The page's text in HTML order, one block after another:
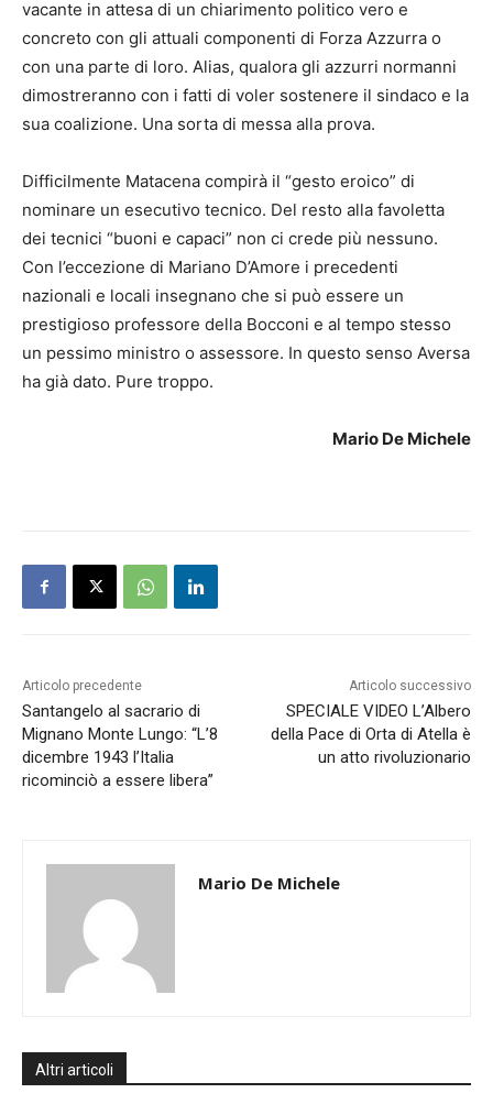
vacante in attesa di un chiarimento politico vero e
concreto con gli attuali componenti di Forza Azzurra o
con una parte di loro. Alias, qualora gli azzurri normanni
dimostreranno con i fatti di voler sostenere il sindaco e la
sua coalizione. Una sorta di messa alla prova.
Difficilmente Matacena compirà il “gesto eroico” di
nominare un esecutivo tecnico. Del resto alla favoletta
dei tecnici “buoni e capaci” non ci crede più nessuno.
Con l’eccezione di Mariano D’Amore i precedenti
nazionali e locali insegnano che si può essere un
prestigioso professore della Bocconi e al tempo stesso
un pessimo ministro o assessore. In questo senso Aversa
ha già dato. Pure troppo.
Mario De Michele
Articolo precedente
Santangelo al sacrario di
Mignano Monte Lungo: “L’8
dicembre 1943 l’Italia
ricominciò a essere libera”
Articolo successivo
SPECIALE VIDEO L’Albero
della Pace di Orta di Atella è
un atto rivoluzionario
Mario De Michele
Altri articoli